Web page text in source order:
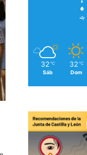
32 ℃
Sáb
32 ℃
Dom